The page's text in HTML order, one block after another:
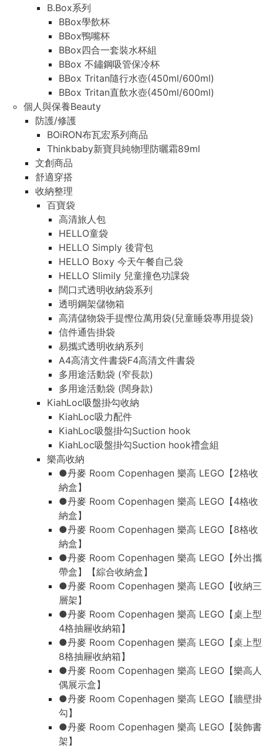
B.Box系列
BBox學飲杯
BBox鴨嘴杯
BBox四合一套裝水杯組
BBox 不鏽鋼吸管保冷杯
BBox Tritan隨行水壺(450ml/600ml)
BBox Tritan直飲水壺(450ml/600ml)
個人與保養Beauty
防護/修護
BOiRON布瓦宏系列商品
Thinkbaby新寶貝純物理防曬霜89ml
文創商品
舒適穿搭
收納整理
百寶袋
高清旅人包
HELLO童袋
HELLO Simply 後背包
HELLO Boxy 今天午餐自己袋
HELLO Slimily 兒童撞色功課袋
闊口式透明收納袋系列
透明鋼架儲物箱
高清儲物袋手提慳位萬用袋(兒童睡袋專用提袋)
信件通告掛袋
易攜式透明收納系列
A4高清文件書袋F4高清文件書袋
多用途活動袋 (窄長款)
多用途活動袋 (闊身款)
KiahLoc吸盤掛勾收納
KiahLoc吸力配件
KiahLoc吸盤掛勾Suction hook
KiahLoc吸盤掛勾Suction hook禮盒組
樂高收納
●丹麥 Room Copenhagen 樂高 LEGO【2格收
納盒】
●丹麥 Room Copenhagen 樂高 LEGO【4格收
納盒】
●丹麥 Room Copenhagen 樂高 LEGO【8格收
納盒】
●丹麥 Room Copenhagen 樂高 LEGO【外出攜
帶盒】【綜合收納盒】
●丹麥 Room Copenhagen 樂高 LEGO【收納三
層架】
●丹麥 Room Copenhagen 樂高 LEGO【桌上型
4格抽屜收納箱】
●丹麥 Room Copenhagen 樂高 LEGO【桌上型
8格抽屜收納箱】
●丹麥 Room Copenhagen 樂高 LEGO【樂高人
偶展示盒】
●丹麥 Room Copenhagen 樂高 LEGO【牆壁掛
勾】
●丹麥 Room Copenhagen 樂高 LEGO【裝飾書
架】